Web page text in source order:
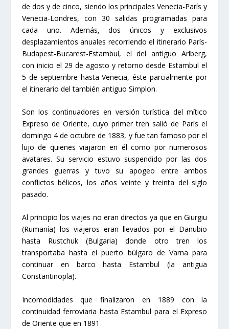
de dos y de cinco, siendo los principales Venecia-París y
Venecia-Londres, con 30 salidas programadas para
cada uno. Además, dos únicos y exclusivos
desplazamientos anuales recorriendo el itinerario París-
Budapest-Bucarest-Estambul, el del antiguo Arlberg,
con inicio el 29 de agosto y retorno desde Estambul el
5 de septiembre hasta Venecia, éste parcialmente por
el itinerario del también antiguo Simplon.
Son los continuadores en versión turística del mítico
Expreso de Oriente, cuyo primer tren salió de París el
domingo 4 de octubre de 1883, y fue tan famoso por el
lujo de quienes viajaron en él como por numerosos
avatares. Su servicio estuvo suspendido por las dos
grandes guerras y tuvo su apogeo entre ambos
conflictos bélicos, los años veinte y treinta del siglo
pasado.
Al principio los viajes no eran directos ya que en Giurgiu
(Rumanía) los viajeros eran llevados por el Danubio
hasta Rustchuk (Bulgaria) donde otro tren los
transportaba hasta el puerto búlgaro de Varna para
continuar en barco hasta Estambul (la antigua
Constantinopla).
Incomodidades que finalizaron en 1889 con la
continuidad ferroviaria hasta Estambul para el Expreso
de Oriente que en 1891